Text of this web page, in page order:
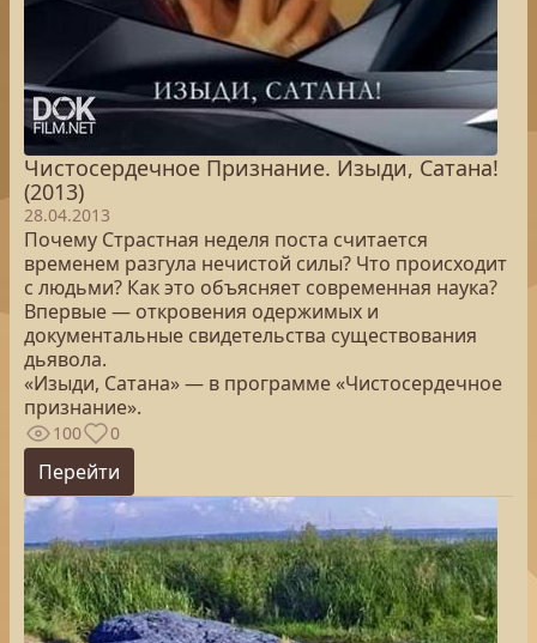
Чистосердечное Признание. Изыди, Сатана!
(2013)
28.04.2013
Почему Страстная неделя поста считается
временем разгула нечистой силы? Что происходит
с людьми? Как это объясняет современная наука?
Впервые — откровения одержимых и
документальные свидетельства существования
дьявола.
«Изыди, Сатана» — в программе «Чистосердечное
признание».
100 0
Перейти